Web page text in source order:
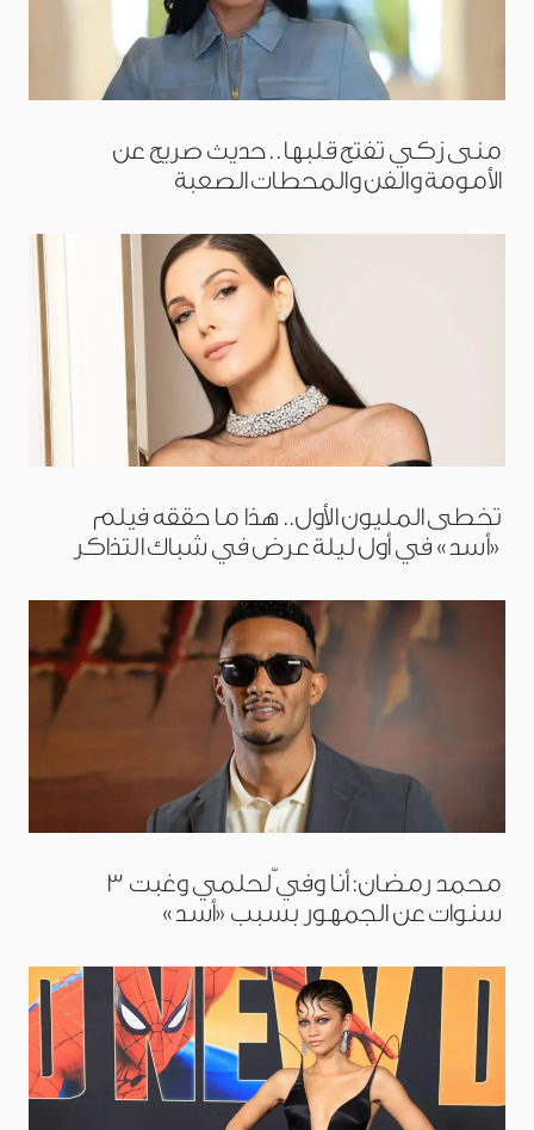
منى زكي تفتح قلبها.. حديث صريح عن
الأمومة والفن والمحطات الصعبة
تخطى المليون الأول.. هذا ما حققه فيلم
«أسد» في أول ليلة عرض في شباك التذاكر
محمد رمضان: أنا وفيّ لحلمي وغبت 3
سنوات عن الجمهور بسبب «أسد»